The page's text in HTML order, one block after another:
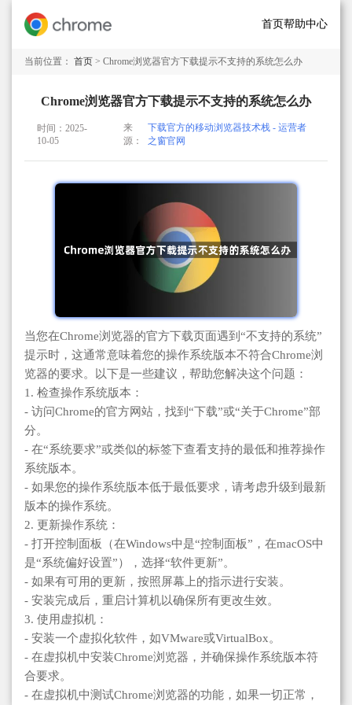
首页帮助中心
当前位置： 首页 > Chrome浏览器官方下载提示不支持的系统怎么办
Chrome浏览器官方下载提示不支持的系统怎么办
时间：2025-
10-05
来
源：
下载官方的移动浏览器技术栈 - 运营者
之窗官网
当您在Chrome浏览器的官方下载页面遇到“不支持的系统”
提示时，这通常意味着您的操作系统版本不符合Chrome浏
览器的要求。以下是一些建议，帮助您解决这个问题：
1. 检查操作系统版本：
- 访问Chrome的官方网站，找到“下载”或“关于Chrome”部
分。
- 在“系统要求”或类似的标签下查看支持的最低和推荐操作
系统版本。
- 如果您的操作系统版本低于最低要求，请考虑升级到最新
版本的操作系统。
2. 更新操作系统：
- 打开控制面板（在Windows中是“控制面板”，在macOS中
是“系统偏好设置”），选择“软件更新”。
- 如果有可用的更新，按照屏幕上的指示进行安装。
- 安装完成后，重启计算机以确保所有更改生效。
3. 使用虚拟机：
- 安装一个虚拟化软件，如VMware或VirtualBox。
- 在虚拟机中安装Chrome浏览器，并确保操作系统版本符
合要求。
- 在虚拟机中测试Chrome浏览器的功能，如果一切正常，